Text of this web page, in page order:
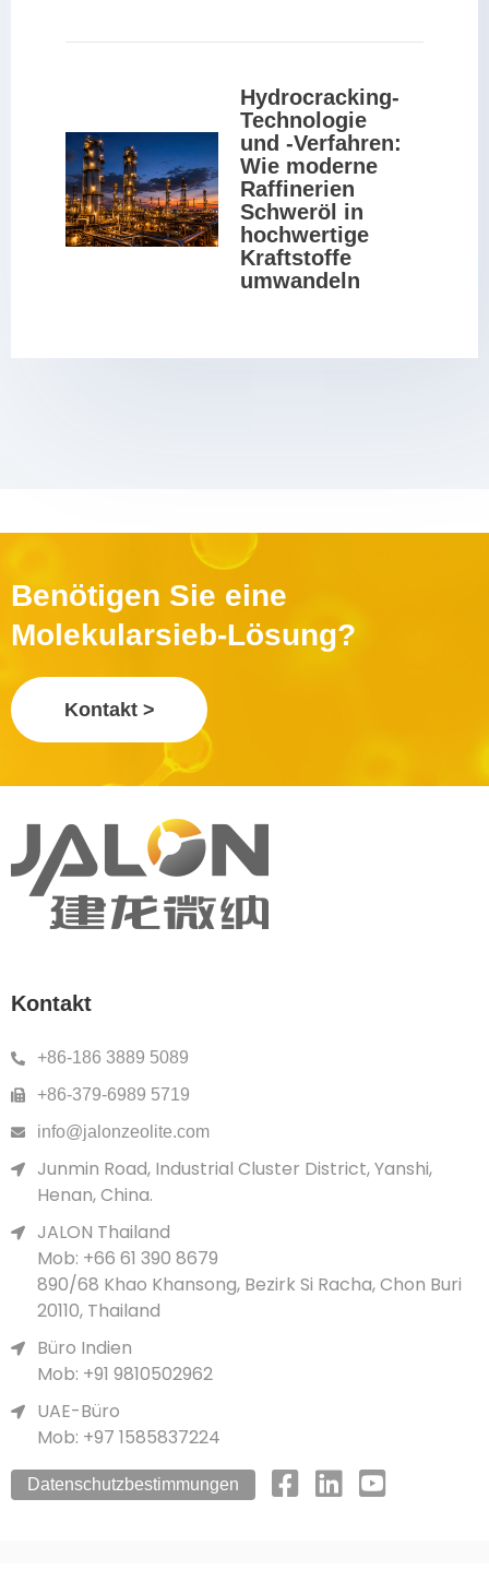
Hydrocracking-
Technologie
und -Verfahren:
Wie moderne
Raffinerien
Schweröl in
hochwertige
Kraftstoffe
umwandeln
Benötigen Sie eine
Molekularsieb-Lösung?
Kontakt >
Kontakt
+86-186 3889 5089
+86-379-6989 5719
info@jalonzeolite.com
Junmin Road, Industrial Cluster District, Yanshi,
Henan, China.
JALON Thailand
Mob: +66 61 390 8679
890/68 Khao Khansong, Bezirk Si Racha, Chon Buri
20110, Thailand
Büro Indien
Mob: +91 9810502962
UAE-Büro
Mob: +97 1585837224
Datenschutzbestimmungen